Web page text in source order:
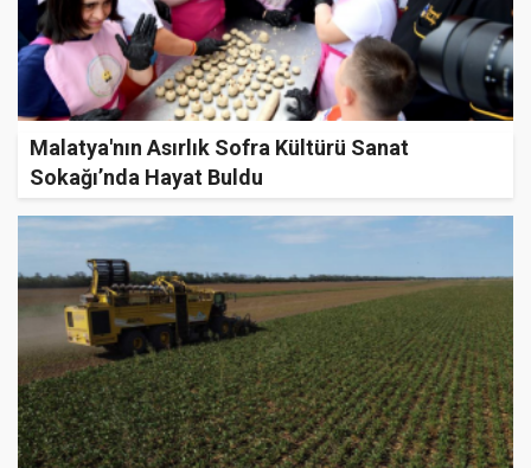
Malatya'nın Asırlık Sofra Kültürü Sanat
Sokağı’nda Hayat Buldu